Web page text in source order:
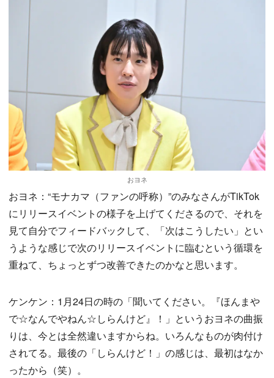
おヨネ
おヨネ：“モナカマ（ファンの呼称）”のみなさんがTikTok
にリリースイベントの様子を上げてくださるので、それを
見て自分でフィードバックして、「次はこうしたい」とい
うような感じで次のリリースイベントに臨むという循環を
重ねて、ちょっとずつ改善できたのかなと思います。
ケンケン：1月24日の時の「聞いてください。『ほんまや
で☆なんでやねん☆しらんけど』！」というおヨネの曲振
りは、今とは全然違いますからね。いろんなものが肉付け
されてる。最後の「しらんけど！」の感じは、最初はなか
ったから（笑）。